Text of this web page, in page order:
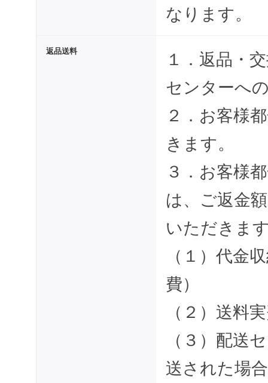
なります。
返品送料
１．返品・
センターへ
２．お客様
きます。
３．お客様
は、ご返金
いただきま
（１）代金
費）
（２）送料
（３）配送
送された場